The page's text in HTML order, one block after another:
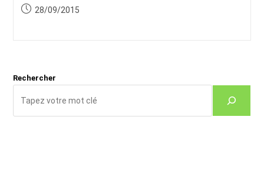
de
category:
Publication
28/09/2015
Rechercher